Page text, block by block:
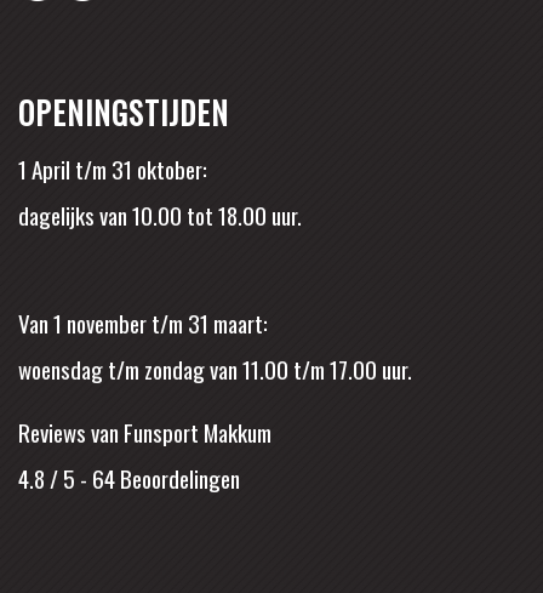
OPENINGSTIJDEN
1 April t/m 31 oktober:
dagelijks van 10.00 tot 18.00 uur.
Van 1 november t/m 31 maart:
woensdag t/m zondag van 11.00 t/m 17.00 uur.
Reviews van Funsport Makkum
4.8 / 5 - 64Beoordelingen